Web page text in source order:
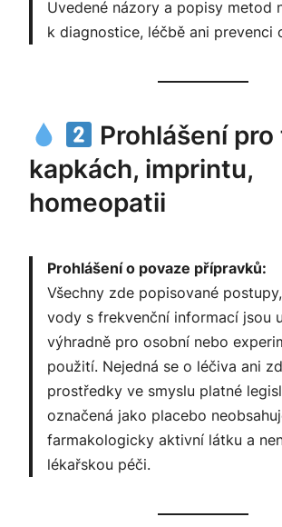
Uvedené názory a popisy metod
k diagnostice, léčbě ani prevenci
Prohlášení
kapkách, imprintu,
homeopatii
Prohlášení o povaze přípravků:
Všechny zde popisované
vody s frekvenční informací jsou
výhradně pro osobní nebo
použití. Nejedná se o léčiva ani
prostředky ve smyslu platné
označená jako placebo
farmakologicky aktivní látku a
lékařskou péči.